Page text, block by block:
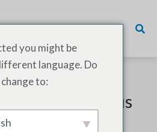
nous vous
?
you might be
language. Do
to: